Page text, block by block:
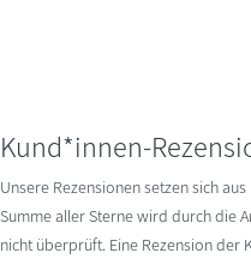
Kund*innen-
Unsere Rezensionen setzen sich
Summe aller Sterne wird durch die
nicht überprüft. Eine Rezension